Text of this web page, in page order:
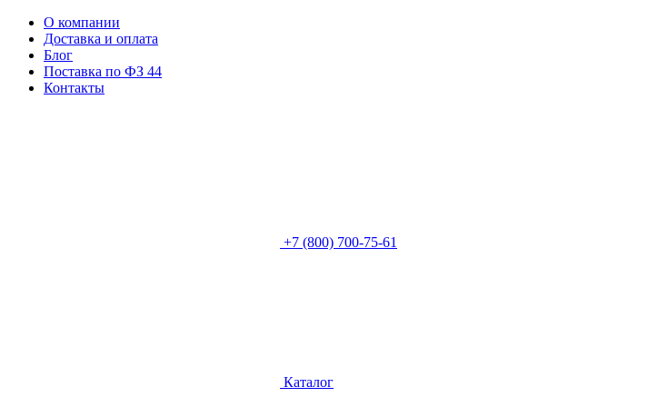
О компании
Доставка и оплата
Блог
Поставка по ФЗ 44
Контакты
+7 (800) 700-75-61
Каталог